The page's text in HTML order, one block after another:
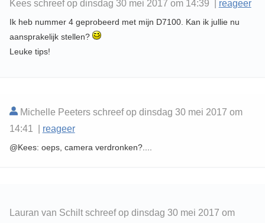
Kees schreef op dinsdag 30 mei 2017 om 14:39 | reageer
Ik heb nummer 4 geprobeerd met mijn D7100. Kan ik jullie nu
aansprakelijk stellen?
Leuke tips!
Michelle Peeters schreef op dinsdag 30 mei 2017 om
14:41 | reageer
@Kees: oeps, camera verdronken?....
Lauran van Schilt schreef op dinsdag 30 mei 2017 om